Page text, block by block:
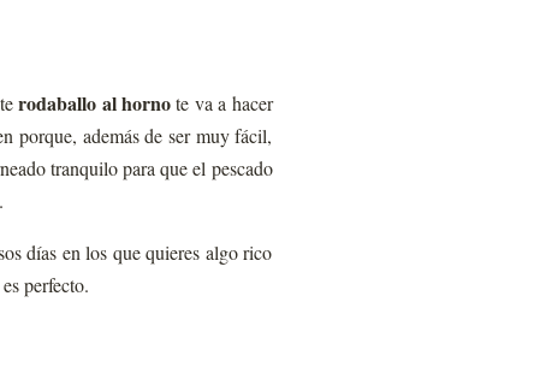
rodaballo al hornote va a hacer
porque, además de ser muy fácil,
tranquilo para que el pescado
días en los que quieres algo rico
perfecto.